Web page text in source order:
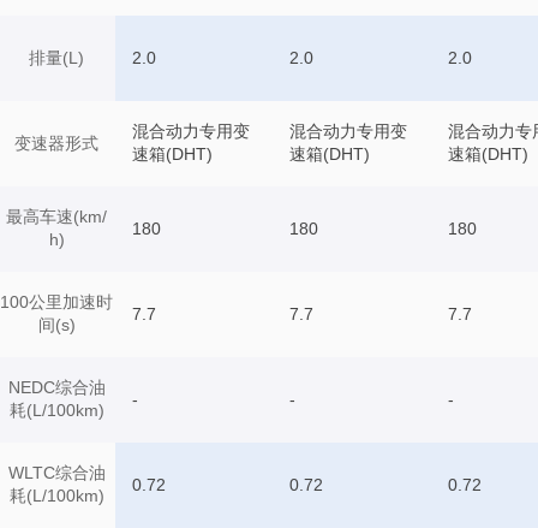
排量(L)
变速器形式
最高车速(km/
h)
100公里加速时
间(s)
NEDC综合油
耗(L/100km)
WLTC综合油
耗(L/100km)
2.0 2.0 2.0
混合动力专用变
速箱(DHT)
混合动力专用变
速箱(DHT)
混合动力专
速箱(DHT)
180 180 180
7.7 7.7 7.7
- - -
0.72 0.72 0.72